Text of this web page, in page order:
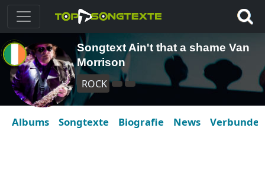
Songtext Ain't that a shame Van
Morrison
ROCK
Albums Songtexte Biografie News Verbunden